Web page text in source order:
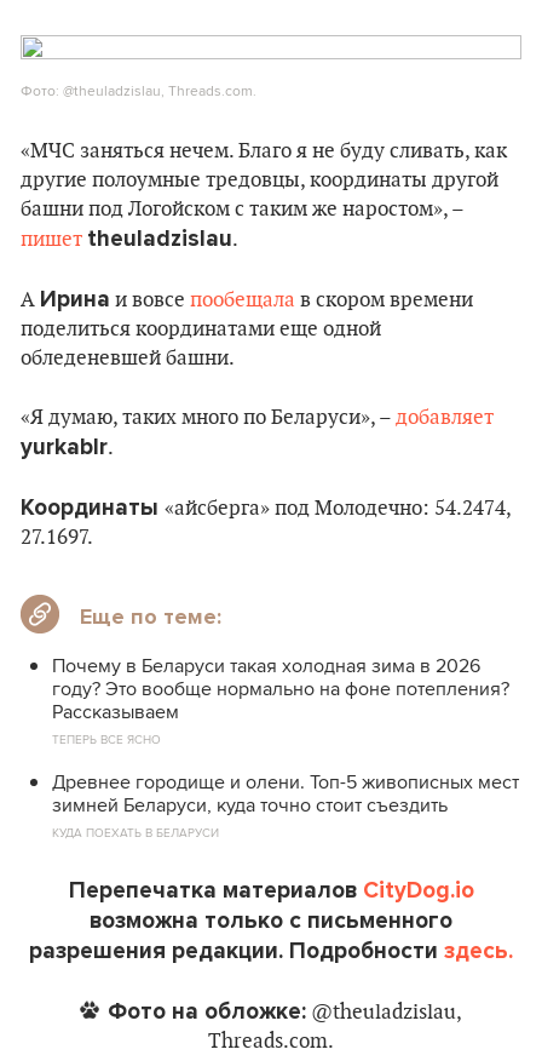
Фото: @theuladzislau, Threads.com.
«МЧС заняться нечем. Благо я не буду сливать, как
другие полоумные тредовцы, координаты другой
башни под Логойском с таким же наростом», –
пишет theuladzislau.
А Ирина и вовсе пообещала в скором времени
поделиться координатами еще одной
обледеневшей башни.
«Я думаю, таких много по Беларуси», – добавляет
yurkablr.
Координаты «айсберга» под Молодечно: 54.2474,
27.1697.
Еще по теме:
Почему в Беларуси такая холодная зима в 2026
году? Это вообще нормально на фоне потепления?
Рассказываем
ТЕПЕРЬ ВСЕ ЯСНО
Древнее городище и олени. Топ-5 живописных мест
зимней Беларуси, куда точно стоит съездить
КУДА ПОЕХАТЬ В БЕЛАРУСИ
Перепечатка материалов CityDog.io
возможна только с письменного
разрешения редакции. Подробности здесь.
Фото на обложке: @theuladzislau,
Threads.com.